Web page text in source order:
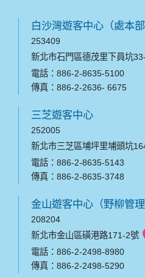
白沙灣遊客中心（處本部
253409
新北市石門區德茂里下員坑
電話：886-2-8635-5100
傳真：886-2-2636- 6675
三芝遊客中心
252005
新北市三芝區埔坪里埔頭坑
電話：886-2-8635-5143
傳真：886-2-8635-3748
金山遊客中心（野柳管理
208204
新北市金山區磺港路171-2號
電話：886-2-2498-8980
傳真：886-2-2498-5290